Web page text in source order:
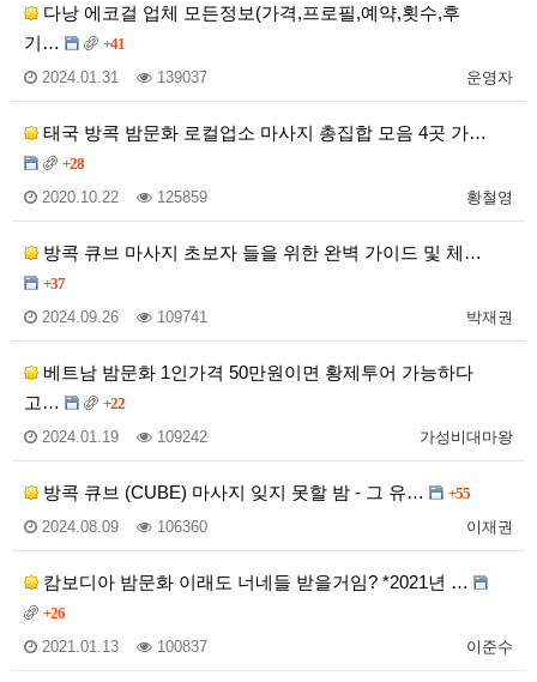
다낭 에코걸 업체 모든정보(가격,프로필,예약,횟수,후
기…
+41
운영자
2024.01.31 139037
태국 방콕 밤문화 로컬업소 마사지 총집합 모음 4곳 가…
+28
황철영
2020.10.22 125859
방콕 큐브 마사지 초보자 들을 위한 완벽 가이드 및 체…
+37
박재권
2024.09.26 109741
베트남 밤문화 1인가격 50만원이면 황제투어 가능하다
고…
+22
가성비대마왕
2024.01.19 109242
방콕 큐브 (CUBE) 마사지 잊지 못할 밤 - 그 유… +55
이재권
2024.08.09 106360
캄보디아 밤문화 이래도 너네들 받을거임? *2021년 …
+26
이준수
2021.01.13 100837